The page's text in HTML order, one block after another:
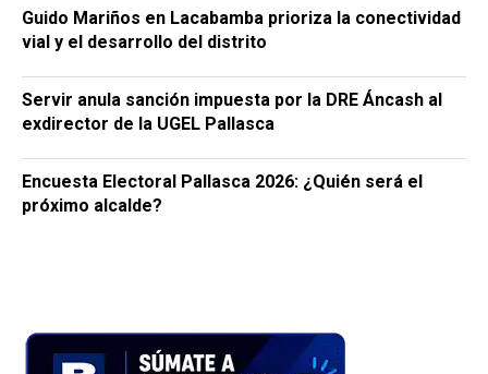
Guido Mariños en Lacabamba prioriza la conectividad
vial y el desarrollo del distrito
Servir anula sanción impuesta por la DRE Áncash al
exdirector de la UGEL Pallasca
Encuesta Electoral Pallasca 2026: ¿Quién será el
próximo alcalde?